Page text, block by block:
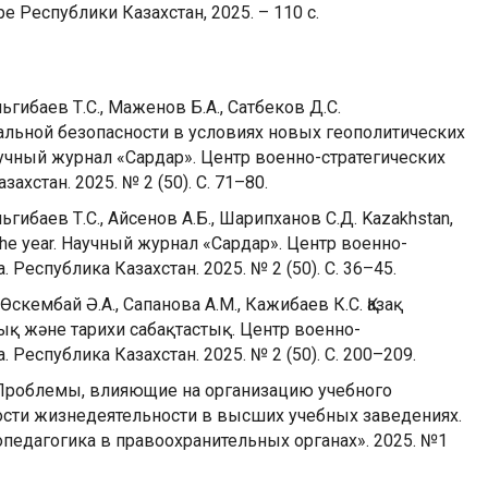
Республики Казахстан, 2025. – 110 с.
Т.С., Маженов Б.А., Сатбеков Д.С.
безопасности в условиях новых геополитических
журнал «Сардар». Центр военно-стратегических
2025. № 2 (50). С. 71–80.
Т.С., Айсенов А.Б., Шарипханов С.Д. Kazakhstan,
year. Научный журнал «Сардар». Центр военно-
Республика Казахстан. 2025. № 2 (50). С. 36–45.
Ә.А., Сапанова А.М., Кажибаев К.С. Қазақ
және тарихи сабақтастық. Центр военно-
Республика Казахстан. 2025. № 2 (50). С. 200–209.
влияющие на организацию учебного
жизнедеятельности в высших учебных заведениях.
в правоохранительных органах». 2025. №1